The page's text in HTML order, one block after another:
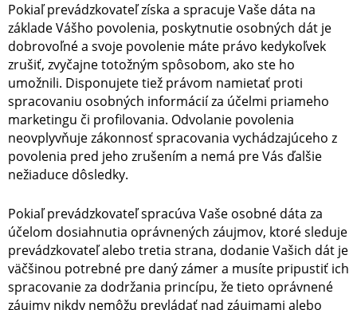
Pokiaľ prevádzkovateľ získa a spracuje Vaše dáta na
základe Vášho povolenia, poskytnutie osobných dát je
dobrovoľné a svoje povolenie máte právo kedykoľvek
zrušiť, zvyčajne totožným spôsobom, ako ste ho
umožnili. Disponujete tiež právom namietať proti
spracovaniu osobných informácií za účelmi priameho
marketingu či profilovania. Odvolanie povolenia
neovplyvňuje zákonnosť spracovania vychádzajúceho z
povolenia pred jeho zrušením a nemá pre Vás ďalšie
nežiaduce dôsledky.
Pokiaľ prevádzkovateľ spracúva Vaše osobné dáta za
účelom dosiahnutia oprávnených záujmov, ktoré sleduje
prevádzkovateľ alebo tretia strana, dodanie Vašich dát je
väčšinou potrebné pre daný zámer a musíte pripustiť ich
spracovanie za dodržania princípu, že tieto oprávnené
záujmy nikdy nemôžu prevládať nad záujmami alebo